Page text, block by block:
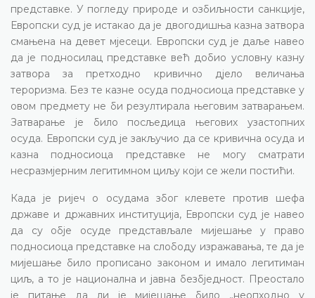
представке. У погледу природе и озбиљности санкције,
Европски суд је истакао да је двогодишња казна затвора
смањена на девет мјесеци. Европски суд је даље навео
да је подносилац представке већ добио условну казну
затвора за претходно кривично дјело величања
тероризма. Без те казне осуда подносиоца представке у
овом предмету не би резултирала његовим затварањем.
Затварање је било посљедица његових узастопних
осуда. Европски суд је закључио да се кривична осуда и
казна подносиоца представке не могу сматрати
несразмјерним легитимном циљу који се жели постићи.
Када је ријеч о осудама због клевете против шефа
државе и државних институција, Европски суд је навео
да су обје осуде представљале мијешање у право
подносиоца представке на слободу изражавања, те да је
мијешање било прописано законом и имало легитиман
циљ, а то је национална и јавна безбједност. Преостало
је питање да ли је мијешање било „неопходно у